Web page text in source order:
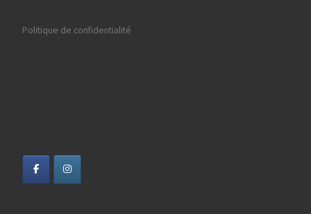
Politique de confidentialité